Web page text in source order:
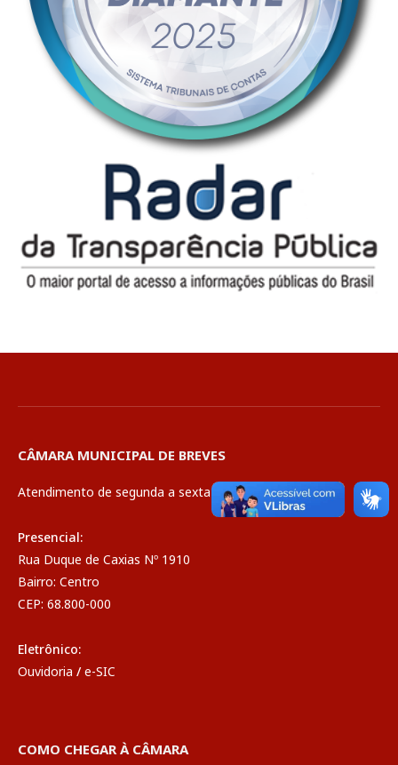
CÂMARA MUNICIPAL DE BREVES
Atendimento de segunda a sexta de 08:00 às 14:00
Presencial:
Rua Duque de Caxias Nº 1910
Bairro: Centro
CEP: 68.800-000
Eletrônico:
Ouvidoria / e-SIC
COMO CHEGAR À CÂMARA